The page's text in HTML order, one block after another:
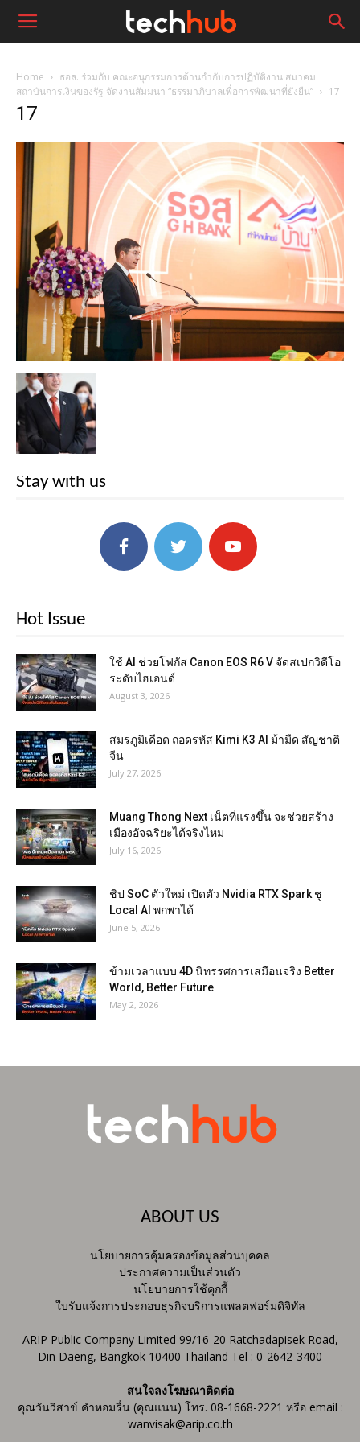
Home
ธอส. ร่วมกับ คณะอนุกรรมการด้านกำกับการปฏิบัติงาน สมาคม
สถาบันการเงินของรัฐ จัดงานสัมมนา “ธรรมาภิบาลเพื่อการพัฒนาที่ยั่งยืน”
17
17
Stay with us
Hot Issue
ใช้ AI ช่วยโฟกัส Canon EOS R6 V จัดสเปกวิดีโอ
ระดับไฮเอนด์
August 3, 2026
สมรภูมิเดือด ถอดรหัส Kimi K3 AI ม้ามืด สัญชาติ
จีน
July 27, 2026
Muang Thong Next เน็ตที่แรงขึ้น จะช่วยสร้าง
เมืองอัจฉริยะได้จริงไหม
July 16, 2026
ชิป SoC ตัวใหม่ เปิดตัว Nvidia RTX Spark ชู
Local AI พกพาได้
June 5, 2026
ข้ามเวลาแบบ 4D นิทรรศการเสมือนจริง Better
World, Better Future
May 2, 2026
ABOUT US
นโยบายการคุ้มครองข้อมูลส่วนบุคคล
ประกาศความเป็นส่วนตัว
นโยบายการใช้คุกกี้
ใบรับแจ้งการประกอบธุรกิจบริการแพลตฟอร์มดิจิทัล
ARIP Public Company Limited 99/16-20 Ratchadapisek Road,
Din Daeng, Bangkok 10400 Thailand Tel : 0-2642-3400
สนใจลงโฆษณาติดต่อ
คุณวันวิสาข์ คำหอมรื่น (คุณแนน) โทร. 08-1668-2221 หรือ email :
wanvisak@arip.co.th